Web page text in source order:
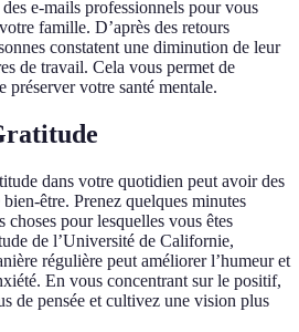
e-mails professionnels pour vous
famille. D’après des retours
constatent une diminution de leur
de travail. Cela vous permet de
préserver votre santé mentale.
dans votre quotidien peut avoir des
être. Prenez quelques minutes
pour lesquelles vous êtes
de l’Université de Californie,
régulière peut améliorer l’humeur et
En vous concentrant sur le positif,
de pensée et cultivez une vision plus